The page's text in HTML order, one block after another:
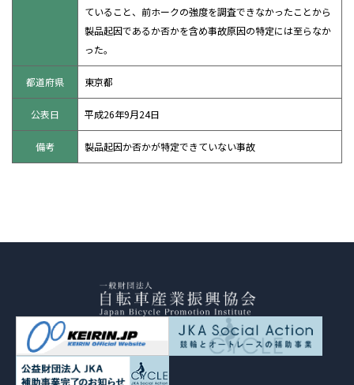
ていること、前ホークの強度を調査できなかったことから
製品起因であるか否かを含め事故原因の特定には至らなか
った。
都道府県 東京都
公表日 平成26年9月24日
備考 製品起因か否かが特定できていない事故